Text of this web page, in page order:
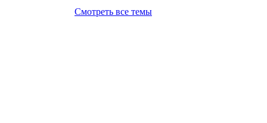
Смотреть все темы